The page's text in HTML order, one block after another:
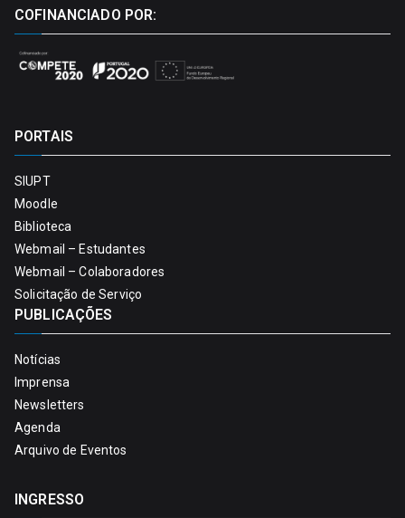
COFINANCIADO POR:
PORTAIS
SIUPT
Moodle
Biblioteca
Webmail – Estudantes
Webmail – Colaboradores
Solicitação de Serviço
PUBLICAÇÕES
Notícias
Imprensa
Newsletters
Agenda
Arquivo de Eventos
INGRESSO